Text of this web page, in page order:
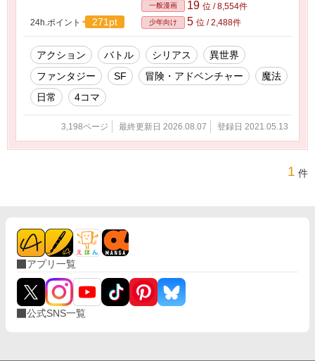
24h.ポイント 271pt
一般漫画 19 位 / 8,554件
少年向け 5 位 / 2,488件
アクション バトル シリアス
異世界
ファンタジー
SF 冒険・アドベンチャー
魔法
日常
4コマ
3,198ページ 最終更新日 2026.08.07 登録日 2021.05.13
1 件
アプリ一覧
公式SNS一覧